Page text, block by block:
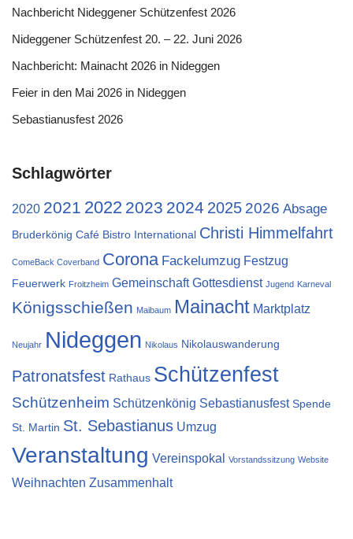
Nachbericht Nideggener Schützenfest 2026
Nideggener Schützenfest 20. – 22. Juni 2026
Nachbericht: Mainacht 2026 in Nideggen
Feier in den Mai 2026 in Nideggen
Sebastianusfest 2026
Schlagwörter
2020 2021 2022 2023 2024 2025 2026 Absage
Bruderkönig Café Bistro International Christi Himmelfahrt
ComeBack Coverband Corona Fackelumzug Festzug
Feuerwerk Froitzheim Gemeinschaft Gottesdienst Jugend Karneval
Königsschießen Maibaum Mainacht Marktplatz
Neujahr Nideggen Nikolaus Nikolauswanderung
Patronatsfest Rathaus Schützenfest
Schützenheim Schützenkönig Sebastianusfest Spende
St. Martin St. Sebastianus Umzug
Veranstaltung Vereinspokal Vorstandssitzung Website
Weihnachten Zusammenhalt